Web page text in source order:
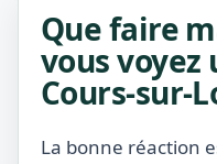
Que faire
vous voyez
Cours-sur-
La bonne réaction